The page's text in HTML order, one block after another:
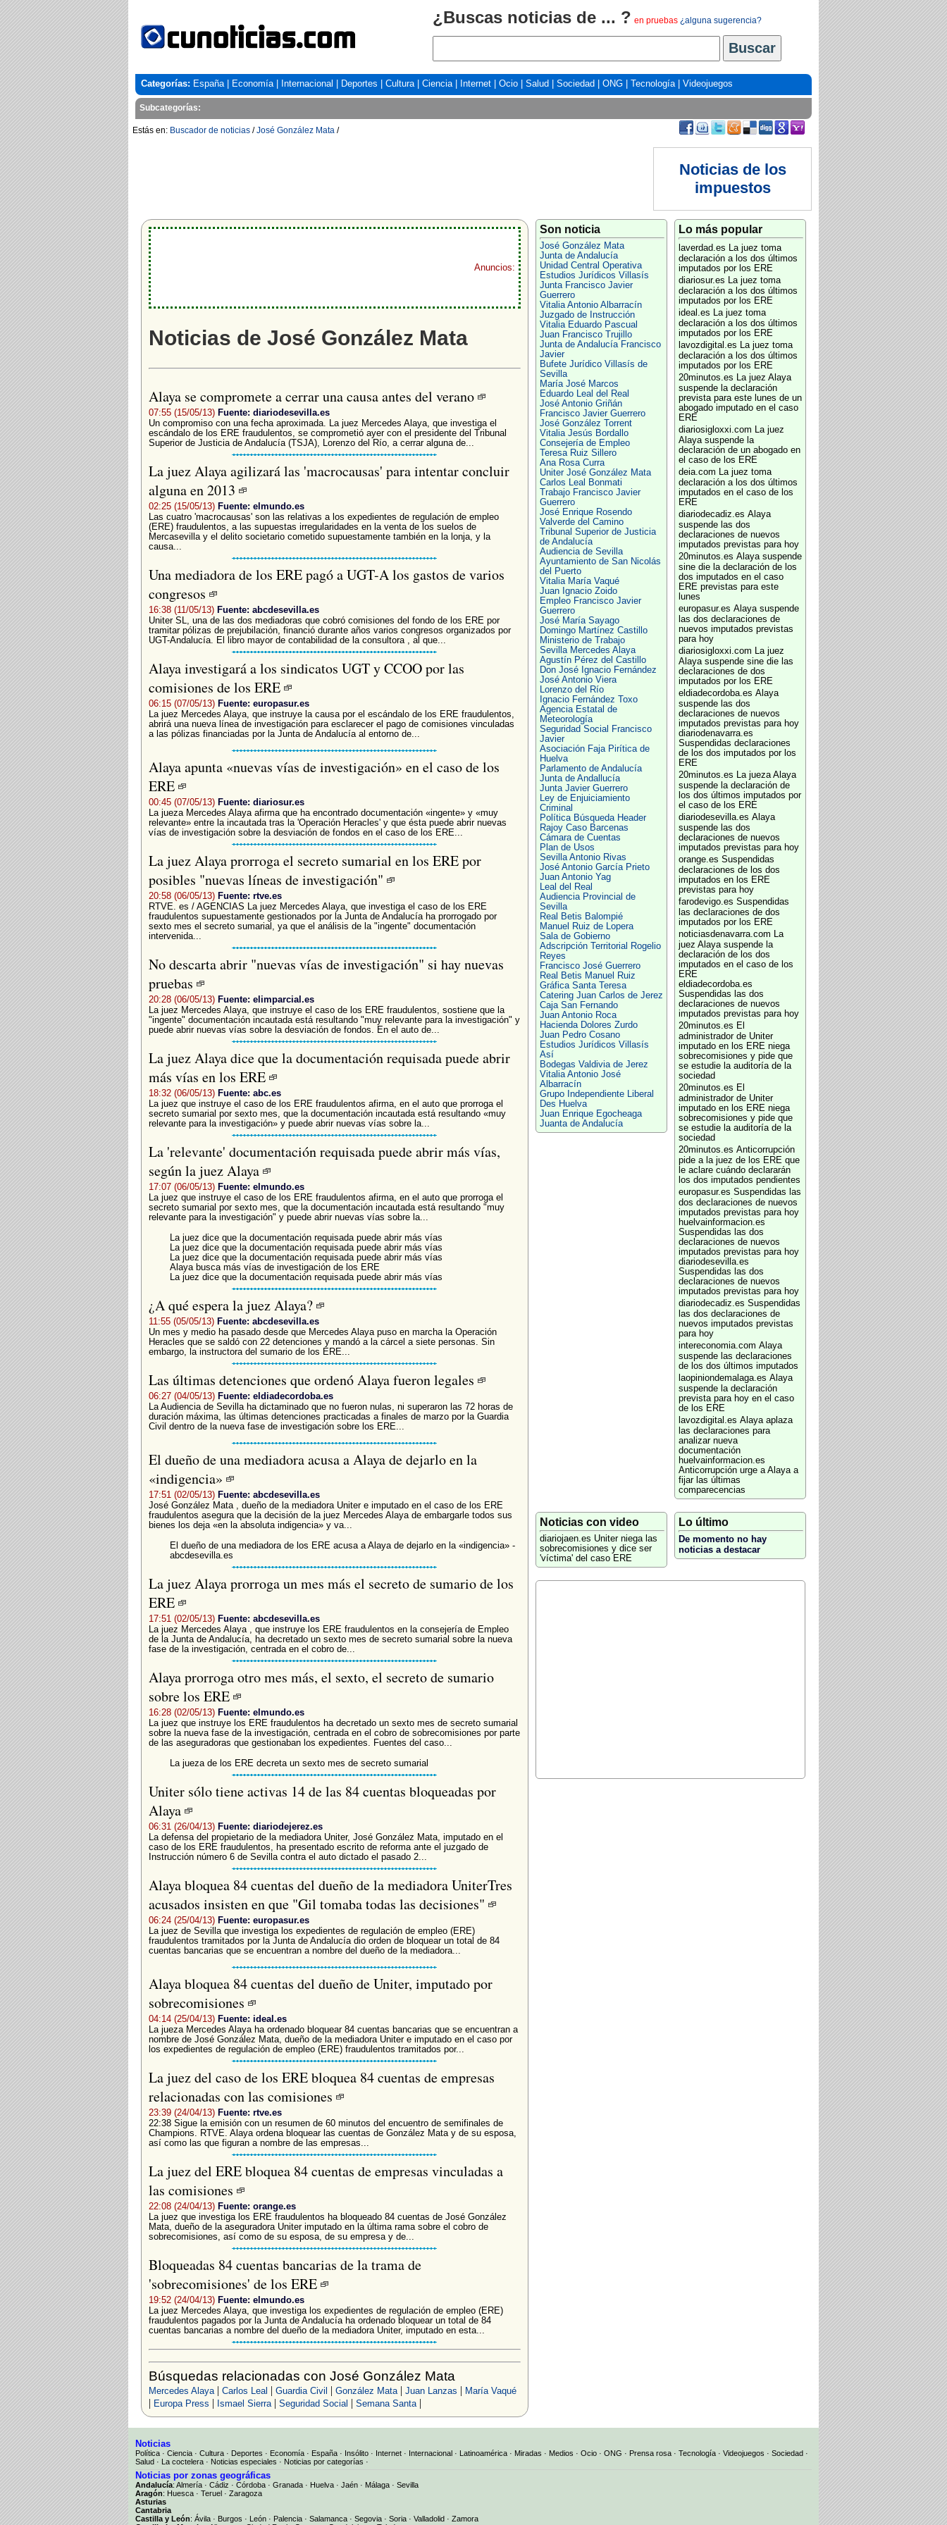
¿Buscas noticias de ... ? en pruebas ¿alguna sugerencia?
Categorías: España| Economía| Internacional Deportes Cultura| Ciencia| Internet Ocio Salud Sociedad ONG Tecnología| Videojuegos
Subcategorías:
Estás en: Buscador de noticias /José González Mata /
Noticias de los
impuestos
Anuncios:
Noticias de José González Mata
Alaya se compromete a cerrar una causa antes del verano
07:55 (15/05/13) Fuente: diariodesevilla.es
Un compromiso con una fecha aproximada. La juez Mercedes Alaya, que investiga el
escándalo de los ERE fraudulentos, se comprometió ayer con el presidente del Tribunal
Superior de Justicia de Andalucía (TSJA), Lorenzo del Río, a cerrar alguna de...
La juez Alaya agilizará las 'macrocausas' para intentar concluir
alguna en 2013
02:25 (15/05/13) Fuente: elmundo.es
Las cuatro 'macrocausas' son las relativas a los expedientes de regulación de empleo
(ERE) fraudulentos, a las supuestas irregularidades en la venta de los suelos de
Mercasevilla y el delito societario cometido supuestamente también en la lonja, y la
causa...
Una mediadora de los ERE pagó a UGT-A los gastos de varios
congresos
16:38 (11/05/13) Fuente: abcdesevilla.es
Uniter SL, una de las dos mediadoras que cobró comisiones del fondo de los ERE por
tramitar pólizas de prejubilación, financió durante años varios congresos organizados por
UGT-Andalucía. El libro mayor de contabilidad de la consultora , al que...
Alaya investigará a los sindicatos UGT y CCOO por las
comisiones de los ERE
06:15 (07/05/13) Fuente: europasur.es
La juez Mercedes Alaya, que instruye la causa por el escándalo de los ERE fraudulentos,
abrirá una nueva línea de investigación para esclarecer el pago de comisiones vinculadas
a las pólizas financiadas por la Junta de Andalucía al entorno de...
Alaya apunta «nuevas vías de investigación» en el caso de los
ERE
00:45 (07/05/13) Fuente: diariosur.es
La jueza Mercedes Alaya afirma que ha encontrado documentación «ingente» y «muy
relevante» entre la incautada tras la 'Operación Heracles' y que ésta puede abrir nuevas
vías de investigación sobre la desviación de fondos en el caso de los ERE...
La juez Alaya prorroga el secreto sumarial en los ERE por
posibles "nuevas líneas de investigación"
20:58 (06/05/13) Fuente: rtve.es
RTVE. es / AGENCIAS La juez Mercedes Alaya, que investiga el caso de los ERE
fraudulentos supuestamente gestionados por la Junta de Andalucía ha prorrogado por
sexto mes el secreto sumarial, ya que el análisis de la "ingente" documentación
intervenida...
No descarta abrir "nuevas vías de investigación" si hay nuevas
pruebas
20:28 (06/05/13) Fuente: elimparcial.es
La juez Mercedes Alaya, que instruye el caso de los ERE fraudulentos, sostiene que la
"ingente" documentación incautada está resultando "muy relevante para la investigación" y
puede abrir nuevas vías sobre la desviación de fondos. En el auto de...
La juez Alaya dice que la documentación requisada puede abrir
más vías en los ERE
18:32 (06/05/13) Fuente: abc.es
La juez que instruye el caso de los ERE fraudulentos afirma, en el auto que prorroga el
secreto sumarial por sexto mes, que la documentación incautada está resultando «muy
relevante para la investigación» y puede abrir nuevas vías sobre la...
La 'relevante' documentación requisada puede abrir más vías,
según la juez Alaya
17:07 (06/05/13) Fuente: elmundo.es
La juez que instruye el caso de los ERE fraudulentos afirma, en el auto que prorroga el
secreto sumarial por sexto mes, que la documentación incautada está resultando "muy
relevante para la investigación" y puede abrir nuevas vías sobre la...
La juez dice que la documentación requisada puede abrir más vías
La juez dice que la documentación requisada puede abrir más vías
La juez dice que la documentación requisada puede abrir más vías
Alaya busca más vías de investigación de los ERE
La juez dice que la documentación requisada puede abrir más vías
¿A qué espera la juez Alaya?
11:55 (05/05/13) Fuente: abcdesevilla.es
Un mes y medio ha pasado desde que Mercedes Alaya puso en marcha la Operación
Heracles que se saldó con 22 detenciones y mandó a la cárcel a siete personas. Sin
embargo, la instructora del sumario de los ERE...
Las últimas detenciones que ordenó Alaya fueron legales
06:27 (04/05/13) Fuente: eldiadecordoba.es
La Audiencia de Sevilla ha dictaminado que no fueron nulas, ni superaron las 72 horas de
duración máxima, las últimas detenciones practicadas a finales de marzo por la Guardia
Civil dentro de la nueva fase de investigación sobre los ERE...
El dueño de una mediadora acusa a Alaya de dejarlo en la
«indigencia»
17:51 (02/05/13) Fuente: abcdesevilla.es
José González Mata , dueño de la mediadora Uniter e imputado en el caso de los ERE
fraudulentos asegura que la decisión de la juez Mercedes Alaya de embargarle todos sus
bienes los deja «en la absoluta indigencia» y va...
El dueño de una mediadora de los ERE acusa a Alaya de dejarlo en la «indigencia» -
abcdesevilla.es
La juez Alaya prorroga un mes más el secreto de sumario de los
ERE
17:51 (02/05/13) Fuente: abcdesevilla.es
La juez Mercedes Alaya , que instruye los ERE fraudulentos en la consejería de Empleo
de la Junta de Andalucía, ha decretado un sexto mes de secreto sumarial sobre la nueva
fase de la investigación, centrada en el cobro de...
Alaya prorroga otro mes más, el sexto, el secreto de sumario
sobre los ERE
16:28 (02/05/13) Fuente: elmundo.es
La juez que instruye los ERE fraudulentos ha decretado un sexto mes de secreto sumarial
sobre la nueva fase de la investigación, centrada en el cobro de sobrecomisiones por parte
de las aseguradoras que gestionaban los expedientes. Fuentes del caso...
La jueza de los ERE decreta un sexto mes de secreto sumarial
Uniter sólo tiene activas 14 de las 84 cuentas bloqueadas por
Alaya
06:31 (26/04/13) Fuente: diariodejerez.es
La defensa del propietario de la mediadora Uniter, José González Mata, imputado en el
caso de los ERE fraudulentos, ha presentado escrito de reforma ante el juzgado de
Instrucción número 6 de Sevilla contra el auto dictado el pasado 2...
Alaya bloquea 84 cuentas del dueño de la mediadora UniterTres
acusados insisten en que "Gil tomaba todas las decisiones"
06:24 (25/04/13) Fuente: europasur.es
La juez de Sevilla que investiga los expedientes de regulación de empleo (ERE)
fraudulentos tramitados por la Junta de Andalucía dio orden de bloquear un total de 84
cuentas bancarias que se encuentran a nombre del dueño de la mediadora...
Alaya bloquea 84 cuentas del dueño de Uniter, imputado por
sobrecomisiones
04:14 (25/04/13) Fuente: ideal.es
La jueza Mercedes Alaya ha ordenado bloquear 84 cuentas bancarias que se encuentran a
nombre de José González Mata, dueño de la mediadora Uniter e imputado en el caso por
los expedientes de regulación de empleo (ERE) fraudulentos tramitados por...
La juez del caso de los ERE bloquea 84 cuentas de empresas
relacionadas con las comisiones
23:39 (24/04/13) Fuente: rtve.es
22:38 Sigue la emisión con un resumen de 60 minutos del encuentro de semifinales de
Champions. RTVE. Alaya ordena bloquear las cuentas de González Mata y de su esposa,
así como las que figuran a nombre de las empresas...
La juez del ERE bloquea 84 cuentas de empresas vinculadas a
las comisiones
22:08 (24/04/13) Fuente: orange.es
La juez que investiga los ERE fraudulentos ha bloqueado 84 cuentas de José González
Mata, dueño de la aseguradora Uniter imputado en la última rama sobre el cobro de
sobrecomisiones, así como de su esposa, de su empresa y de...
Bloqueadas 84 cuentas bancarias de la trama de
'sobrecomisiones' de los ERE
19:52 (24/04/13) Fuente: elmundo.es
La juez Mercedes Alaya, que investiga los expedientes de regulación de empleo (ERE)
fraudulentos pagados por la Junta de Andalucía ha ordenado bloquear un total de 84
cuentas bancarias a nombre del dueño de la mediadora Uniter, imputado en esta...
Búsquedas relacionadas con José González Mata
Mercedes Alaya| Carlos Leal | Guardia Civil | González Mata| Juan Lanzas | María Vaqué
| Europa Press | Ismael Sierra| Seguridad Social | Semana Santa|
Son noticia
José González Mata
Junta de Andalucía
Unidad Central Operativa
Estudios Jurídicos Villasís
Junta Francisco Javier
Guerrero
Vitalia Antonio Albarracín
Juzgado de Instrucción
Vitalia Eduardo Pascual
Juan Francisco Trujillo
Junta de Andalucía Francisco
Javier
Bufete Jurídico Villasís de
Sevilla
María José Marcos
Eduardo Leal del Real
José Antonio Griñán
Francisco Javier Guerrero
José González Torrent
Vitalia Jesús Bordallo
Consejería de Empleo
Teresa Ruiz Sillero
Ana Rosa Curra
Uniter José González Mata
Carlos Leal Bonmati
Trabajo Francisco Javier
Guerrero
José Enrique Rosendo
Valverde del Camino
Tribunal Superior de Justicia
de Andalucía
Audiencia de Sevilla
Ayuntamiento de San Nicolás
del Puerto
Vitalia María Vaqué
Juan Ignacio Zoido
Empleo Francisco Javier
Guerrero
José María Sayago
Domingo Martínez Castillo
Ministerio de Trabajo
Sevilla Mercedes Alaya
Agustín Pérez del Castillo
Don José Ignacio Fernández
José Antonio Viera
Lorenzo del Río
Ignacio Fernández Toxo
Agencia Estatal de
Meteorología
Seguridad Social Francisco
Javier
Asociación Faja Pirítica de
Huelva
Parlamento de Andalucía
Junta de Andallucía
Junta Javier Guerrero
Ley de Enjuiciamiento
Criminal
Política Búsqueda Header
Rajoy Caso Barcenas
Cámara de Cuentas
Plan de Usos
Sevilla Antonio Rivas
José Antonio García Prieto
Juan Antonio Yag
Leal del Real
Audiencia Provincial de
Sevilla
Real Betis Balompié
Manuel Ruiz de Lopera
Sala de Gobierno
Adscripción Territorial Rogelio
Reyes
Francisco José Guerrero
Real Betis Manuel Ruiz
Gráfica Santa Teresa
Catering Juan Carlos de Jerez
Caja San Fernando
Juan Antonio Roca
Hacienda Dolores Zurdo
Juan Pedro Cosano
Estudios Jurídicos Villasís
Así
Bodegas Valdivia de Jerez
Vitalia Antonio José
Albarracín
Grupo Independiente Liberal
Des Huelva
Juan Enrique Egocheaga
Juanta de Andalucía
Lo más popular
laverdad.es La juez toma
declaración a los dos últimos
imputados por los ERE
diariosur.es La juez toma
declaración a los dos últimos
imputados por los ERE
ideal.es La juez toma
declaración a los dos últimos
imputados por los ERE
lavozdigital.es La juez toma
declaración a los dos últimos
imputados por los ERE
20minutos.es La juez Alaya
suspende la declaración
prevista para este lunes de un
abogado imputado en el caso
ERE
diariosigloxxi.com La juez
Alaya suspende la
declaración de un abogado en
el caso de los ERE
deia.com La juez toma
declaración a los dos últimos
imputados en el caso de los
ERE
diariodecadiz.es Alaya
suspende las dos
declaraciones de nuevos
imputados previstas para hoy
20minutos.es Alaya suspende
sine die la declaración de los
dos imputados en el caso
ERE previstas para este
lunes
europasur.es Alaya suspende
las dos declaraciones de
nuevos imputados previstas
para hoy
diariosigloxxi.com La juez
Alaya suspende sine die las
declaraciones de dos
imputados por los ERE
eldiadecordoba.es Alaya
suspende las dos
declaraciones de nuevos
imputados previstas para hoy
diariodenavarra.es
Suspendidas declaraciones
de los dos imputados por los
ERE
20minutos.es La jueza Alaya
suspende la declaración de
los dos últimos imputados por
el caso de los ERE
diariodesevilla.es Alaya
suspende las dos
declaraciones de nuevos
imputados previstas para hoy
orange.es Suspendidas
declaraciones de los dos
imputados en los ERE
previstas para hoy
farodevigo.es Suspendidas
las declaraciones de dos
imputados por los ERE
noticiasdenavarra.com La
juez Alaya suspende la
declaración de los dos
imputados en el caso de los
ERE
eldiadecordoba.es
Suspendidas las dos
declaraciones de nuevos
imputados previstas para hoy
20minutos.es El
administrador de Uniter
imputado en los ERE niega
sobrecomisiones y pide que
se estudie la auditoría de la
sociedad
20minutos.es El
administrador de Uniter
imputado en los ERE niega
sobrecomisiones y pide que
se estudie la auditoría de la
sociedad
20minutos.es Anticorrupción
pide a la juez de los ERE que
le aclare cuándo declararán
los dos imputados pendientes
europasur.es Suspendidas las
dos declaraciones de nuevos
imputados previstas para hoy
huelvainformacion.es
Suspendidas las dos
declaraciones de nuevos
imputados previstas para hoy
diariodesevilla.es
Suspendidas las dos
declaraciones de nuevos
imputados previstas para hoy
diariodecadiz.es Suspendidas
las dos declaraciones de
nuevos imputados previstas
para hoy
intereconomia.com Alaya
suspende las declaraciones
de los dos últimos imputados
laopiniondemalaga.es Alaya
suspende la declaración
prevista para hoy en el caso
de los ERE
lavozdigital.es Alaya aplaza
las declaraciones para
analizar nueva
documentación
huelvainformacion.es
Anticorrupción urge a Alaya a
fijar las últimas
comparecencias
Noticias con video
diariojaen.es Uniter niega las
sobrecomisiones y dice ser
'víctima' del caso ERE
Lo último
De momento no hay
noticias a destacar
Noticias
Política · Ciencia · Cultura · Deportes · Economía · España · Insólito · Internet · Internacional · Latinoamérica · Miradas · Medios · Ocio · ONG · Prensa rosa · Tecnología · Videojuegos · Sociedad ·
Salud · La coctelera · Noticias especiales · Noticias por categorías ·
Noticias por zonas geográficas
Andalucía: Almería · Cádiz · Córdoba · Granada · Huelva · Jaén · Málaga · Sevilla
Aragón: Huesca · Teruel · Zaragoza
Asturias
Cantabria
Castilla y León: Ávila · Burgos · León · Palencia · Salamanca · Segovia · Soria · Valladolid · Zamora